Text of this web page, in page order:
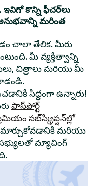
కొన్ని ఫీచర్‌లు
మరింత
చాలా తేలిక. మీరు
మీ వ్యక్తిత్వాన్ని
చిత్రాలు మరియు మీ
సిద్ధంగా ఉన్నారు!
పాస్‌పోర్ట్
సబ్‌స్క్రిప్షన్‌ల్లో
మార్చుకోవడానికి మరియు
మ్యాచింగ్